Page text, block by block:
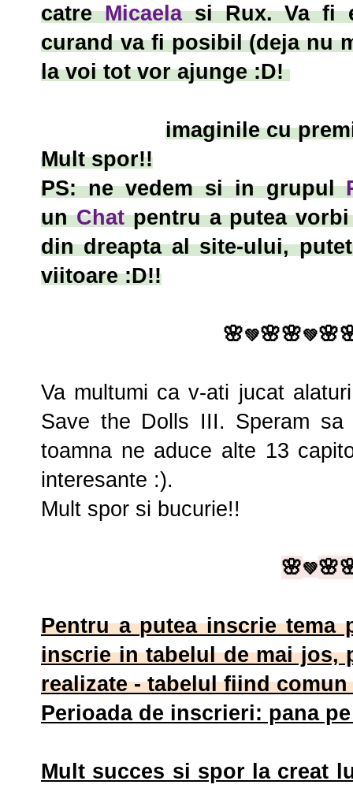
catreMicaela siRux. Va fi
curand va fi posibil (deja nu
la voi tot vor ajunge :D!
imaginile cu
Mult spor!!
PS: ne vedem si in grupul
unChatpentru a putea
din dreapta al site-ului,
viitoare :D!!
🌸💚🌸🌸💚🌸
Va multumi ca v-ati jucat
Save the Dolls III. Speram
toamna ne aduce alte 13
interesante :).
Mult spor si bucurie!!
🌸💚🌸
Pentru a putea inscrie tema
inscrie in tabelul de mai jos,
realizate - tabelul fiind
Perioada de inscrieri: pana
Mult succes si spor la creat